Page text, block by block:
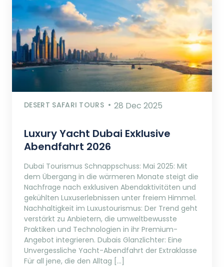
DESERT SAFARI TOURS 28 Dec 2025
Luxury Yacht Dubai Exklusive
Abendfahrt 2026
Dubai Tourismus Schnappschuss: Mai 2025: Mit
dem Übergang in die wärmeren Monate steigt die
Nachfrage nach exklusiven Abendaktivitäten und
gekühlten Luxuserlebnissen unter freiem Himmel.
Nachhaltigkeit im Luxustourismus: Der Trend geht
verstärkt zu Anbietern, die umweltbewusste
Praktiken und Technologien in ihr Premium-
Angebot integrieren. Dubais Glanzlichter: Eine
Unvergessliche Yacht-Abendfahrt der Extraklasse
Für all jene, die den Alltag […]